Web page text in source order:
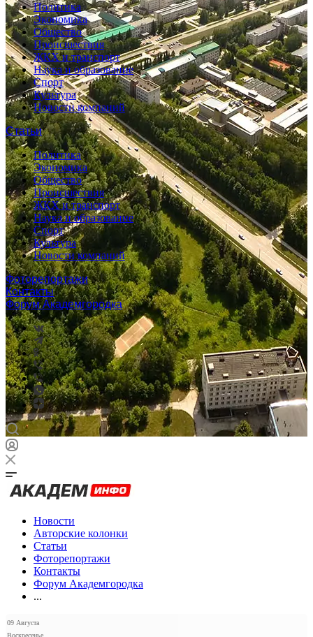
Политика
Экономика
Общество
Происшествия
ЖКХ и транспорт
Наука и образование
Спорт
Культура
Новости компаний
Статьи
Политика
Экономика
Общество
Происшествия
ЖКХ и транспорт
Наука и образование
Спорт
Культура
Новости компаний
Фоторепортажи
Контакты
Форум Академгородка
Новости
Авторские колонки
Статьи
Фоторепортажи
Контакты
Форум Академгородка
...
09 Августа
Воскресенье